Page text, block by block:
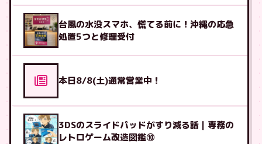
台風の水没スマホ、慌てる前に！沖縄の応急
処置5つと修理受付
本日8/8(土)通常営業中！
3DSのスライドパッドがすり減る話｜専務の
レトロゲーム改造図鑑⑩